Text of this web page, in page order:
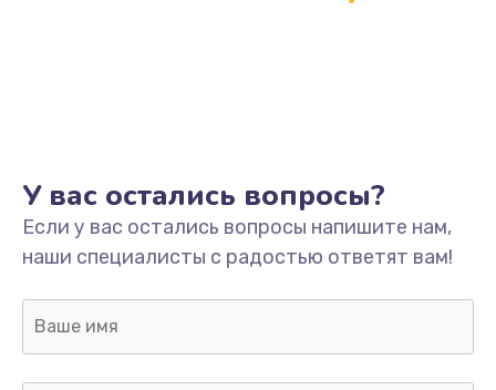
У вас остались вопросы?
Если у вас остались вопросы напишите нам,
наши специалисты с радостью ответят вам!